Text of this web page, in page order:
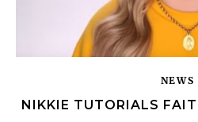
NEWS
NIKKIE TUTORIALS